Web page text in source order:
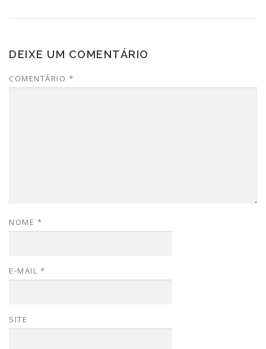
DEIXE UM COMENTÁRIO
COMENTÁRIO *
NOME *
E-MAIL *
SITE